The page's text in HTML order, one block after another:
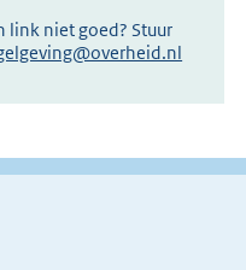
link niet goed? Stuur